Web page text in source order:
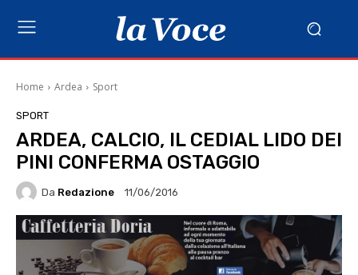
Home Ardea Sport
SPORT
ARDEA, CALCIO, IL CEDIAL LIDO DEI
PINI CONFERMA OSTAGGIO
Da Redazione 11/06/2016